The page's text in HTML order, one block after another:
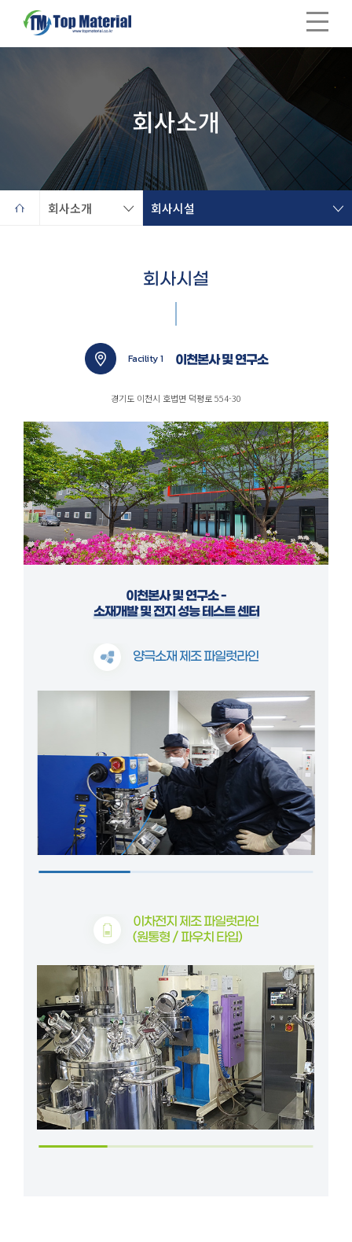
사업영역
회사소개
회사소개 회사시설
회사시설
Facility 1 이천본사 및 연구소
경기도 이천시 호법면 덕평로 554-30
이천본사 및 연구소 -
소재개발 및 전지 성능 테스트 센터
양극소재 제조파일럿라인
이차전지 제조파일럿라인
(원통형 / 파우치 타입)